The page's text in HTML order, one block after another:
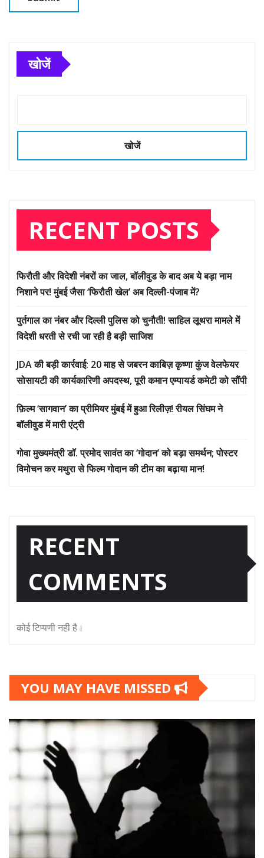
खोजें
खोजें
RECENT POSTS
फिरौती और विदेशी नंबरों का जाल, बॉलीवुड के बाद अब ये बड़ा नाम
निशाने पर! मुंबई जैसा ‘फिरौती खेल’ अब दिल्ली-पंजाब में?
पुर्तगाल का नंबर और दिल्ली पुलिस को चुनौती! साहिल लूथरा मामले में
विदेशी धरती से रची जा रही है बड़ी साजिश
JDA की बड़ी कार्रवाई: 20 माह से जबरन काबिज़ कृष्णा कुंज वेलफेयर
सोसायटी की कार्यकारिणी अपदस्थ, पूरी कमान एम्पायर्ड कमेटी को सौंपी
फ़िल्म ‘सागवान’ का प्रीमियर मुंबई में हुआ रिलीज़! रीयल सिंघम ने
बॉलीवुड में मारी एंट्री
गोवा मुख्यमंत्री डॉ. प्रमोद सावंत का ‘गोदान’ को बड़ा समर्थन; पोस्टर
विमोचन कर मथुरा से फिल्म गोदान की टीम का बढ़ाया मान!
RECENT
COMMENTS
कोई टिप्पणी नही है।
YOU MAY HAVE MISSED